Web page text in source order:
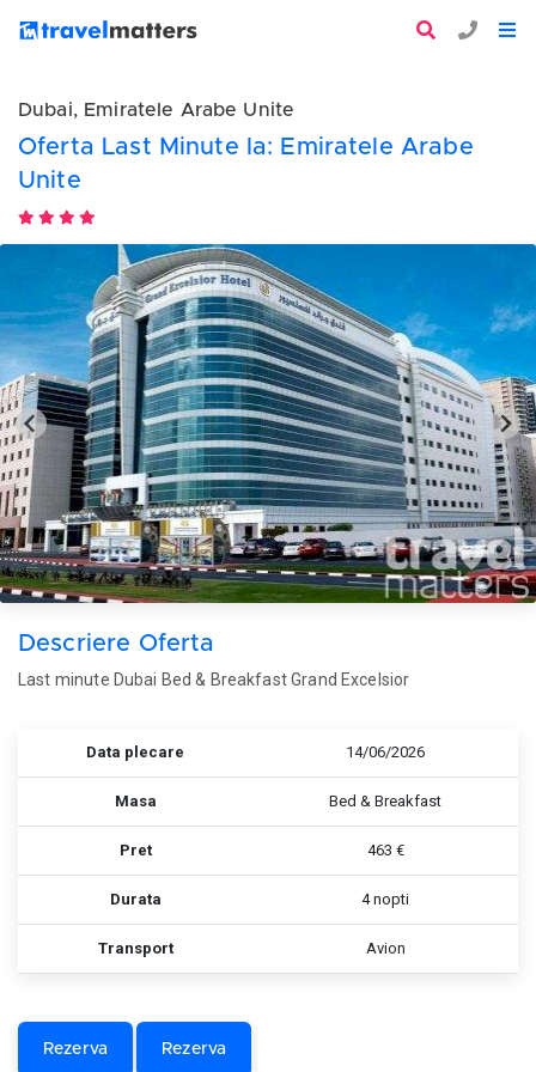
Dubai, Emiratele Arabe Unite
Oferta Last Minute la: Emiratele Arabe
Unite
Descriere Oferta
Last minute Dubai Bed & Breakfast Grand Excelsior
Data plecare 14/06/2026
Masa Bed & Breakfast
Pret 463 €
Durata 4 nopti
Transport Avion
Rezerva Rezerva